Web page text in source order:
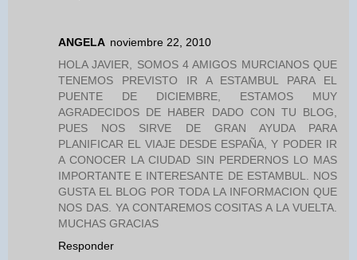
ANGELA noviembre 22, 2010
HOLA JAVIER, SOMOS 4 AMIGOS MURCIANOS QUE
TENEMOS PREVISTO IR A ESTAMBUL PARA EL
PUENTE DE DICIEMBRE, ESTAMOS MUY
AGRADECIDOS DE HABER DADO CON TU BLOG,
PUES NOS SIRVE DE GRAN AYUDA PARA
PLANIFICAR EL VIAJE DESDE ESPAÑA, Y PODER IR
A CONOCER LA CIUDAD SIN PERDERNOS LO MAS
IMPORTANTE E INTERESANTE DE ESTAMBUL. NOS
GUSTA EL BLOG POR TODA LA INFORMACION QUE
NOS DAS. YA CONTAREMOS COSITAS A LA VUELTA.
MUCHAS GRACIAS
Responder